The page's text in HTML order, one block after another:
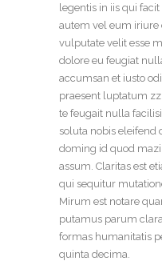
legentis in iis qui
autem vel eum iriure
vulputate velit esse
dolore eu feugiat
accumsan et iusto
praesent luptatum
te feugait nulla
soluta nobis
doming id quod
assum. Claritas est
qui sequitur
Mirum est notare
putamus parum
formas humanitatis
quinta decima.